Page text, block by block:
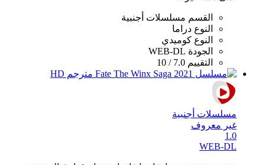
القسم مسلسلات أجنبية
النوع دراما
النوع كوميدي
الجودة WEB-DL
التقييم 7.0 / 10
مسلسلات أجنبية
غير معروف
1.0
WEB-DL